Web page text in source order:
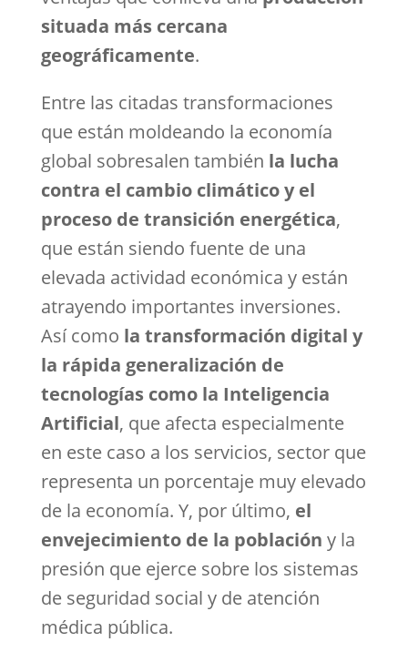
situada más cercana
geográficamente.
Entre las citadas transformaciones
que están moldeando la economía
global sobresalen también la lucha
contra el cambio climático y el
proceso de transición energética,
que están siendo fuente de una
elevada actividad económica y están
atrayendo importantes inversiones.
Así como la transformación digital y
la rápida generalización de
tecnologías como la Inteligencia
Artificial, que afecta especialmente
en este caso a los servicios, sector que
representa un porcentaje muy elevado
de la economía. Y, por último, el
envejecimiento de la población y la
presión que ejerce sobre los sistemas
de seguridad social y de atención
médica pública.